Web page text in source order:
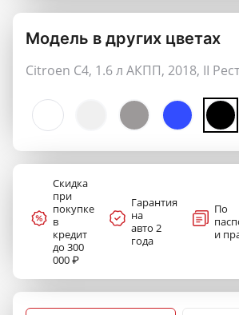
Модель в других цветах
Citroen C4, 1.6 л АКПП, 2018, II
Скидка
при
покупке
в
кредит
до 300
000 ₽
Гарантия
на
авто 2
года
По
и